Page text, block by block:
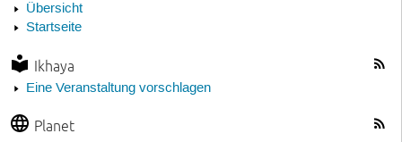
Übersicht
Startseite
Ikhaya
Eine Veranstaltung vorschlagen
Planet